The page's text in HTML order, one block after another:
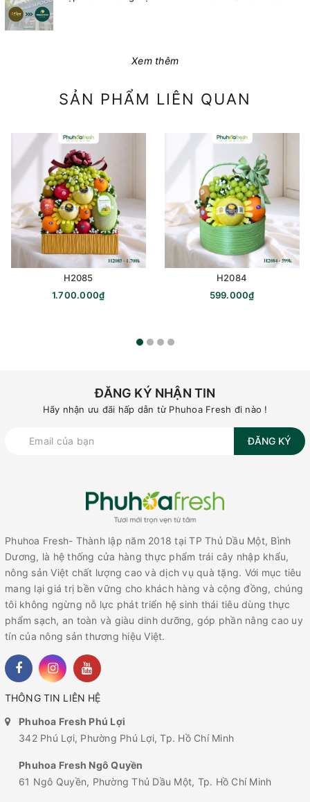
Xem thêm
SẢN PHẨM LIÊN QUAN
H2085
1.700.000₫
H2084
599.000₫
ĐĂNG KÝ NHẬN TIN
Hãy nhận ưu đãi hấp dẫn từ Phuhoa Fresh đi nào !
ĐĂNG KÝ
Phuhoa Fresh- Thành lập năm 2018 tại TP Thủ Dầu Một, Bình
Dương, là hệ thống cửa hàng thực phẩm trái cây nhập khẩu,
nông sản Việt chất lượng cao và dịch vụ quà tặng. Với mục tiêu
mang lại giá trị bền vững cho khách hàng và cộng đồng, chúng
tôi không ngừng nỗ lực phát triển hệ sinh thái tiêu dùng thực
phẩm sạch, an toàn và giàu dinh dưỡng, góp phần nâng cao uy
tín của nông sản thương hiệu Việt.
THÔNG TIN LIÊN HỆ
Phuhoa Fresh Phú Lợi
342 Phú Lợi, Phường Phú Lợi, Tp. Hồ Chí Minh
Phuhoa Fresh Ngô Quyền
61 Ngô Quyền, Phường Thủ Dầu Một, Tp. Hồ Chí Minh